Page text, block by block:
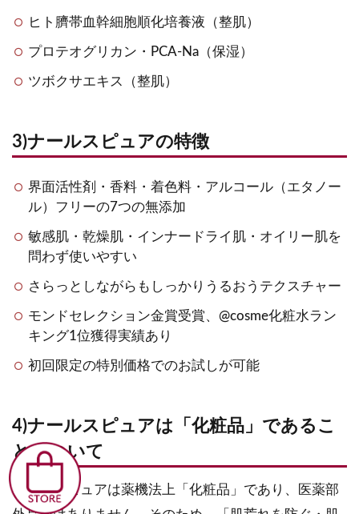
ヒト臍帯血幹細胞順化培養液（整肌）
プロテオグリカン・PCA-Na（保湿）
ツボクサエキス（整肌）
3)ナールスピュアの特徴
界面活性剤・香料・着色料・アルコール（エタノー
ル）フリーの7つの無添加
敏感肌・乾燥肌・インナードライ肌・オイリー肌を
問わず使いやすい
さらっとしながらもしっかりうるおうテクスチャー
モンドセレクション金賞受賞、@cosme化粧水ラン
キング1位獲得実績あり
初回限定の特別価格でのお試しが可能
4)ナールスピュアは「化粧品」であるこ
とについて
ナールスピュアは薬機法上「化粧品」であり、医薬部